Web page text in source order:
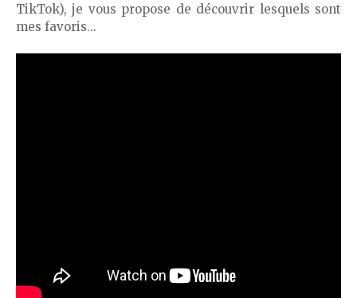
TikTok), je vous propose de découvrir lesquels sont
mes favoris...